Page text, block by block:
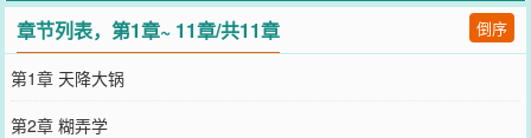
糊弄、顺便救世的故事
您要是觉得《 别催！我在拯救地球了》还不错的话请不要忘记向您QQ
群和微博微信里的朋友推荐哦！
章节列表，第1章~ 11章/共11章 倒序
第1章 天降大锅
第2章 糊弄学